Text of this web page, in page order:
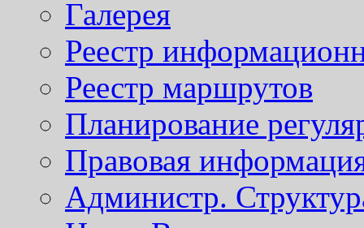
Галерея
Реестр
Реестр маршрутов
Планирование
Правовая
Администр.